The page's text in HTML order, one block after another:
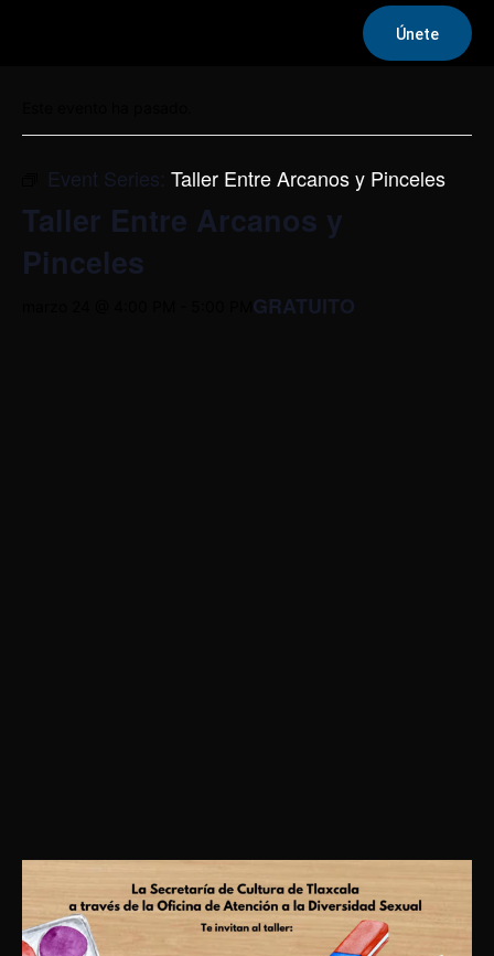
Únete
Event Series: Taller Entre Arcanos y Pinceles
Taller Entre Arcanos y
Pinceles
GRATUITO